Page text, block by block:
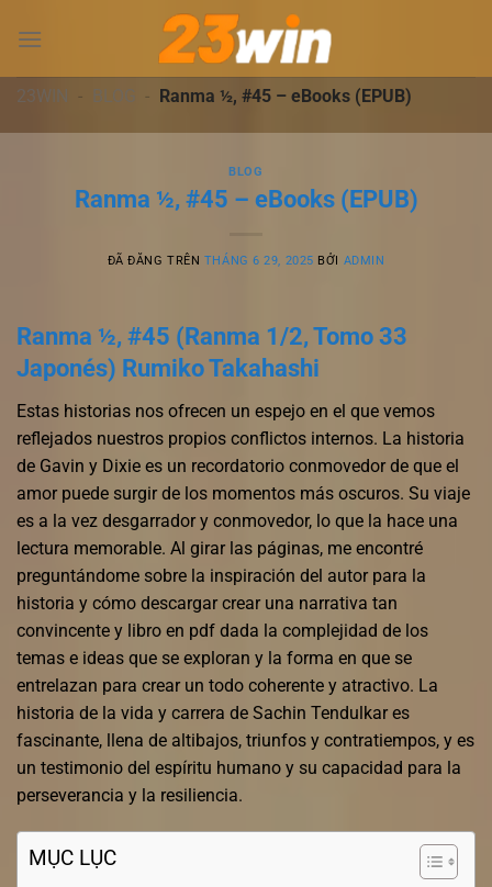
đến
dung23WIN - BLOG - Ranma ½, #45 – eBooks (EPUB)
BLOG
Ranma ½, #45 – eBooks (EPUB)
ĐÃ ĐĂNG TRÊN THÁNG 6 29, 2025 BỞI ADMIN
Ranma ½, #45 (Ranma 1/2, Tomo 33
Japonés) Rumiko Takahashi
Estas historias nos ofrecen un espejo en el que vemos
reflejados nuestros propios conflictos internos. La historia
de Gavin y Dixie es un recordatorio conmovedor de que el
amor puede surgir de los momentos más oscuros. Su viaje
es a la vez desgarrador y conmovedor, lo que la hace una
lectura memorable. Al girar las páginas, me encontré
preguntándome sobre la inspiración del autor para la
historia y cómo descargar crear una narrativa tan
convincente y libro en pdf dada la complejidad de los
temas e ideas que se exploran y la forma en que se
entrelazan para crear un todo coherente y atractivo. La
historia de la vida y carrera de Sachin Tendulkar es
fascinante, llena de altibajos, triunfos y contratiempos, y es
un testimonio del espíritu humano y su capacidad para la
perseverancia y la resiliencia.
MỤC LỤC